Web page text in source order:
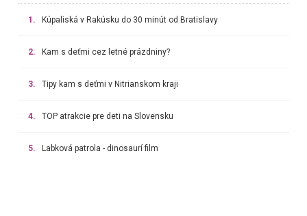
1. Kúpaliská v Rakúsku do 30 minút od Bratislavy
2. Kam s deťmi cez letné prázdniny?
3. Tipy kam s deťmi v Nitrianskom kraji
4. TOP atrakcie pre deti na Slovensku
5. Labková patrola - dinosaurí film